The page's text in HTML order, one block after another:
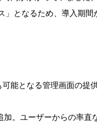
となるため、導入期
能となる管理画面の
。ユーザーからの率直